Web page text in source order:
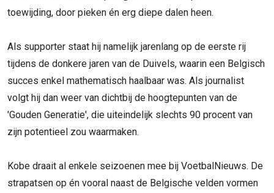
toewijding, door pieken én erg diepe dalen heen.
Als supporter staat hij namelijk jarenlang op de eerste rij
tijdens de donkere jaren van de Duivels, waarin een Belgisch
succes enkel mathematisch haalbaar was. Als journalist
volgt hij dan weer van dichtbij de hoogtepunten van de
'Gouden Generatie', die uiteindelijk slechts 90 procent van
zijn potentieel zou waarmaken.
Kobe draait al enkele seizoenen mee bij VoetbalNieuws. De
strapatsen op én vooral naast de Belgische velden vormen